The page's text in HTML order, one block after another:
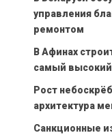
управления
ремонтом
В Афинах
самый
Рост
архитектура
Санкционные